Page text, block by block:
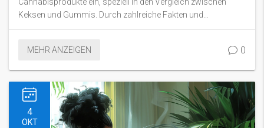
Keksen und Gummis. Durch zahlreiche Fakten und
Expertenmeinungen wird untersucht, wieso die Wirkung von
abhängen kann, und ob Kekse wirklich stärker als Gummis
MEHR ANZEIGEN 0
4
OKT